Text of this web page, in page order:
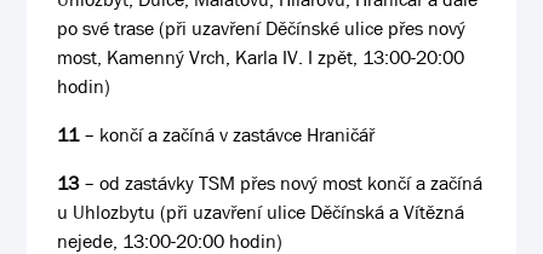
po své trase (při uzavření Děčínské ulice přes nový
most, Kamenný Vrch, Karla IV. I zpět, 13:00-20:00
hodin)
11– končí a začíná v zastávce Hraničář
13– od zastávky TSM přes nový most končí a začíná
u Uhlozbytu (při uzavření ulice Děčínská a Vítězná
nejede, 13:00-20:00 hodin)